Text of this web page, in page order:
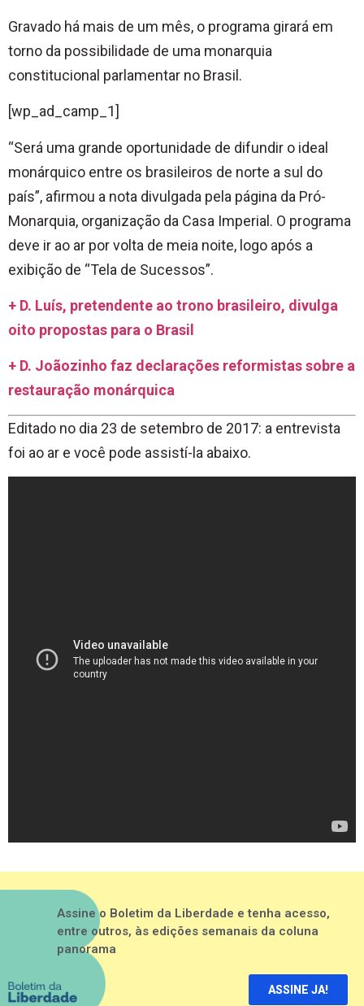
Gravado há mais de um mês, o programa girará em
torno da possibilidade de uma monarquia
constitucional parlamentar no Brasil.
[wp_ad_camp_1]
“Será uma grande oportunidade de difundir o ideal
monárquico entre os brasileiros de norte a sul do
país”, afirmou a nota divulgada pela página da Pró-
Monarquia, organização da Casa Imperial. O programa
deve ir ao ar por volta de meia noite, logo após a
exibição de “Tela de Sucessos”.
+ D. Luís, pretendente ao trono brasileiro, divulga
oito propostas para o Brasil
+ D. Joãozinho faz declarações reformistas sobre a
restauração monárquica
Editado no dia 23 de setembro de 2017: a entrevista
foi ao ar e você pode assistí-la abaixo.
Assine o Boletim da Liberdade e tenha acesso,
entre outros, às edições semanais da coluna
panorama
ASSINE JA!